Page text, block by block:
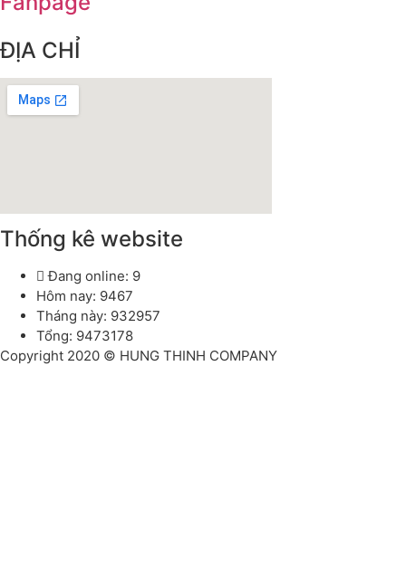
ĐỊA CHỈ
Thống kê website
Đang online: 9
Hôm nay: 9467
Tháng này: 932957
Tổng: 9473178
Copyright 2020 © HUNG THINH COMPANY